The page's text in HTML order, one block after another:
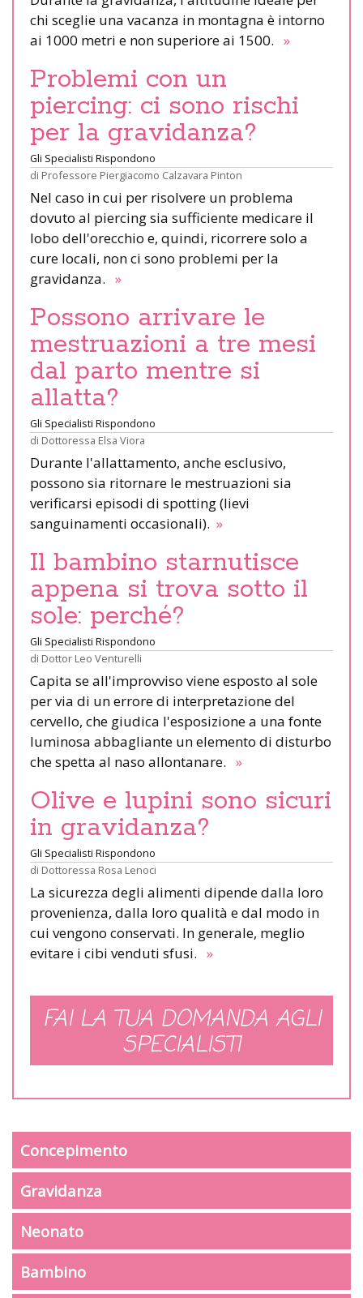
chi sceglie una vacanza in montagna è intorno
ai 1000 metri e non superiore ai 1500. »
Problemi con un
piercing: ci sono rischi
per la gravidanza?
Gli Specialisti Rispondono
di Professore Piergiacomo Calzavara Pinton
Nel caso in cui per risolvere un problema
dovuto al piercing sia sufficiente medicare il
lobo dell'orecchio e, quindi, ricorrere solo a
cure locali, non ci sono problemi per la
gravidanza. »
Possono arrivare le
mestruazioni a tre mesi
dal parto mentre si
allatta?
Gli Specialisti Rispondono
di Dottoressa Elsa Viora
Durante l'allattamento, anche esclusivo,
possono sia ritornare le mestruazioni sia
verificarsi episodi di spotting (lievi
sanguinamenti occasionali). »
Il bambino starnutisce
appena si trova sotto il
sole: perché?
Gli Specialisti Rispondono
di Dottor Leo Venturelli
Capita se all'improvviso viene esposto al sole
per via di un errore di interpretazione del
cervello, che giudica l'esposizione a una fonte
luminosa abbagliante un elemento di disturbo
che spetta al naso allontanare. »
Olive e lupini sono sicuri
in gravidanza?
Gli Specialisti Rispondono
di Dottoressa Rosa Lenoci
La sicurezza degli alimenti dipende dalla loro
provenienza, dalla loro qualità e dal modo in
cui vengono conservati. In generale, meglio
evitare i cibi venduti sfusi. »
FAI LA TUA DOMANDA AGLI
SPECIALISTI
Concepimento
Gravidanza
Neonato
Bambino